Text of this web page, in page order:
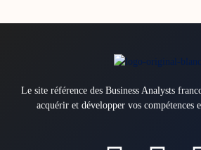
Le site référence des Business Analysts
acquérir et développer vos compétences